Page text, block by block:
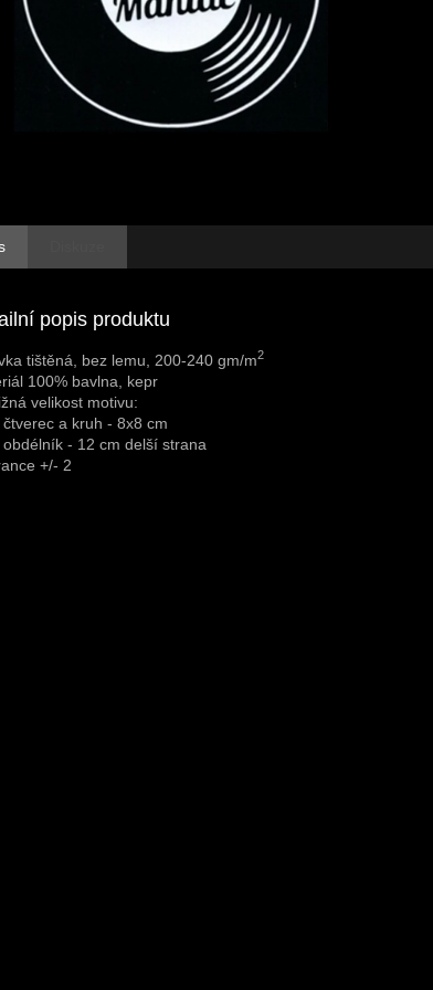
popis produktu
tištěná, bez lemu, 200-240 gm/m2
100% bavlna, kepr
velikost motivu:
a kruh - 8x8 cm
- 12 cm delší strana
+/- 2